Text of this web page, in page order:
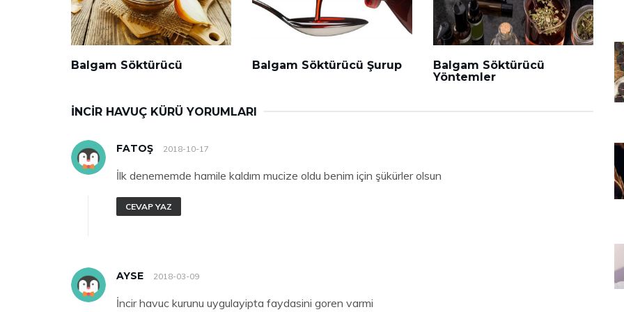
Balgam Söktürücü Balgam Söktürücü Şurup
Balgam Söktürücü
Yöntemler
İNCIR HAVUÇ KÜRÜ YORUMLARI
FATOŞ 2018-10-17
İlk denememde hamile kaldım mucize oldu benim için şükürler olsun
CEVAP YAZ
AYSE 2018-03-09
İncir havuc kurunu uygulayipta faydasini goren varmi